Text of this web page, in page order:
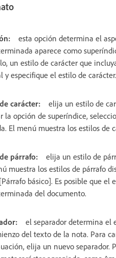
esta opción determina el
aparece como
un estilo de carácter que
y especifique el estilo de carácter.
carácter:
elija un estilo de
la opción de superíndice,
El menú muestra los estilos de
párrafo:
elija un estilo de
muestra los estilos de párrafo
básico]. Es posible que
del documento.
el separador determina el
del texto de la nota. Para
elija un nuevo separador.